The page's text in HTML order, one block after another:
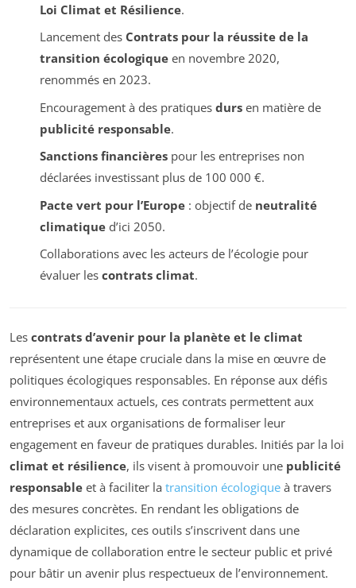
Loi Climat et Résilience.
Lancement des Contrats pour la réussite de la
transition écologiqueen novembre 2020,
renommés en 2023.
Encouragement à des pratiques dursen matière de
publicité responsable.
Sanctions financièrespour les entreprises non
déclarées investissant plus de 100 000 €.
Pacte vert pour l’Europe: objectif de neutralité
climatiqued’ici 2050.
Collaborations avec les acteurs de l’écologie pour
évaluer les contrats climat.
Les contrats d’avenir pour la planète et le climat
représentent une étape cruciale dans la mise en œuvre de
politiques écologiques responsables. En réponse aux défis
environnementaux actuels, ces contrats permettent aux
entreprises et aux organisations de formaliser leur
engagement en faveur de pratiques durables. Initiés par la loi
climat et résilience, ils visent à promouvoir une publicité
responsable et à faciliter la transition écologique à travers
des mesures concrètes. En rendant les obligations de
déclaration explicites, ces outils s’inscrivent dans une
dynamique de collaboration entre le secteur public et privé
pour bâtir un avenir plus respectueux de l’environnement.